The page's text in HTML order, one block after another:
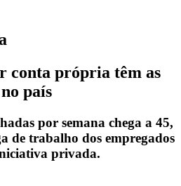
conta própria têm as
país
por semana chega a 45,
de trabalho dos empregados
privada.